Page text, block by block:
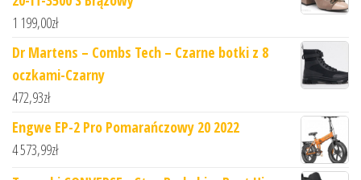
1 199,00zł
Dr Martens – Combs Tech – Czarne botki z 8
oczkami-Czarny
472,93zł
Engwe EP-2 Pro Pomarańczowy 20 2022
4 573,99zł